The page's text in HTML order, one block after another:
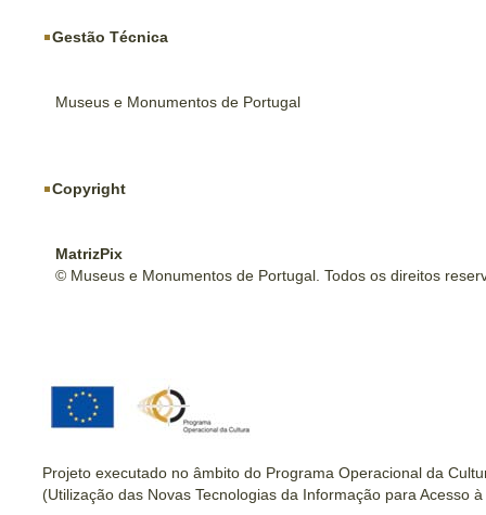
Gestão Técnica
Museus e Monumentos de Portugal
Copyright
MatrizPix
© Museus e Monumentos de Portugal. Todos os direitos
Projeto executado no âmbito do Programa Operacional da
(Utilização das Novas Tecnologias da Informação para Acesso